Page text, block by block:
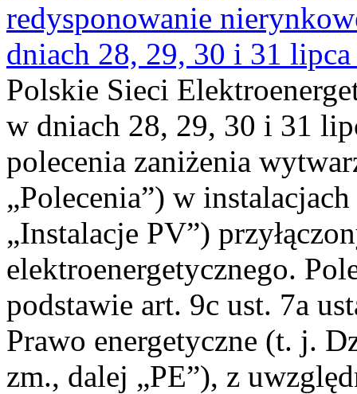
redysponowanie
dniach 28, 29, 30 i 31
Polskie Sieci
w dniach 28, 29, 30 i 31
polecenia zaniżenia
„Polecenia”) w
„Instalacje PV”)
elektroenergetycznego.
podstawie art. 9c ust. 7a
Prawo energetyczne (t. j.
zm., dalej „PE”), z